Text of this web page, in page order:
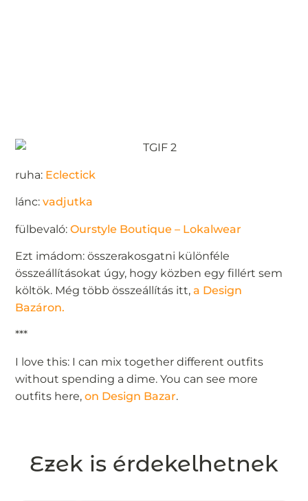
ruha: Eclectick
lánc:vadjutka
fülbevaló:Ourstyle Boutique – Lokalwear
Ezt imádom: összerakosgatni különféle
összeállításokat úgy, hogy közben egy fillért sem
költök. Még több összeállítás itt,a Design
Bazáron.
***
I love this: I can mix together different outfits
without spending a dime. You can see more
outfits here,on Design Bazar.
Ezek is érdekelhetnek